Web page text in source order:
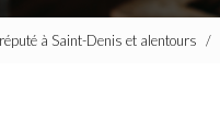
à Saint-Denis et alentours